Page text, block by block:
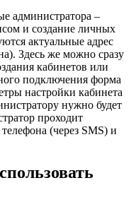
администратора –
и создание личных
актуальные адрес
Здесь же можно сразу
кабинетов или
подключения форма
настройки кабинета
нужно будет
проходит
(через SMS) и